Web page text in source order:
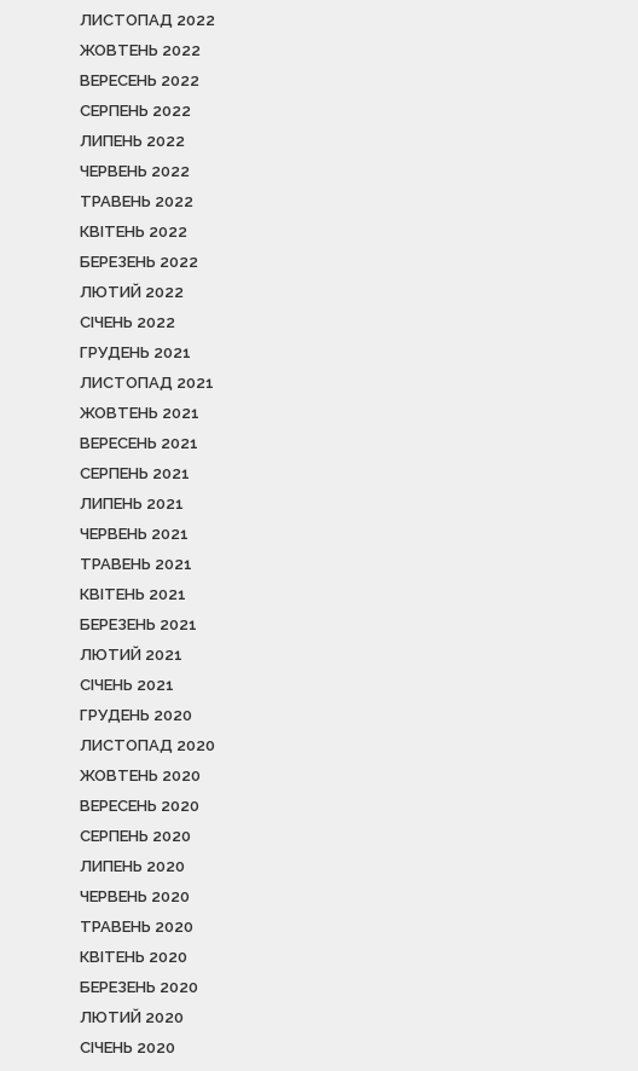
ЛИСТОПАД 2022
ЖОВТЕНЬ 2022
ВЕРЕСЕНЬ 2022
СЕРПЕНЬ 2022
ЛИПЕНЬ 2022
ЧЕРВЕНЬ 2022
ТРАВЕНЬ 2022
КВІТЕНЬ 2022
БЕРЕЗЕНЬ 2022
ЛЮТИЙ 2022
СІЧЕНЬ 2022
ГРУДЕНЬ 2021
ЛИСТОПАД 2021
ЖОВТЕНЬ 2021
ВЕРЕСЕНЬ 2021
СЕРПЕНЬ 2021
ЛИПЕНЬ 2021
ЧЕРВЕНЬ 2021
ТРАВЕНЬ 2021
КВІТЕНЬ 2021
БЕРЕЗЕНЬ 2021
ЛЮТИЙ 2021
СІЧЕНЬ 2021
ГРУДЕНЬ 2020
ЛИСТОПАД 2020
ЖОВТЕНЬ 2020
ВЕРЕСЕНЬ 2020
СЕРПЕНЬ 2020
ЛИПЕНЬ 2020
ЧЕРВЕНЬ 2020
ТРАВЕНЬ 2020
КВІТЕНЬ 2020
БЕРЕЗЕНЬ 2020
ЛЮТИЙ 2020
СІЧЕНЬ 2020